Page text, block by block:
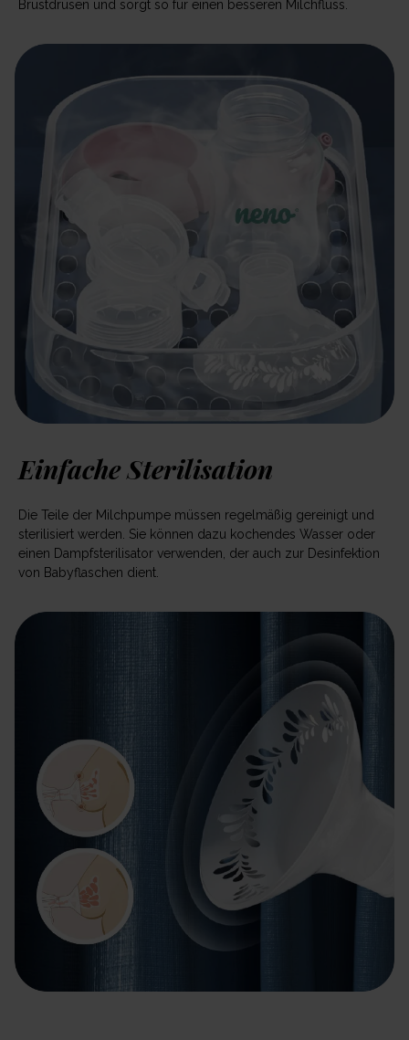
Brustdrüsen und sorgt so für einen besseren Milchfluss.
Einfache Sterilisation
Die Teile der Milchpumpe müssen regelmäßig gereinigt und
sterilisiert werden. Sie können dazu kochendes Wasser oder
einen Dampfsterilisator verwenden, der auch zur Desinfektion
von Babyflaschen dient.